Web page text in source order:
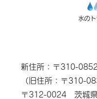
水の
新住所：〒310-
（旧住所：〒310-
〒312-0024 茨城県